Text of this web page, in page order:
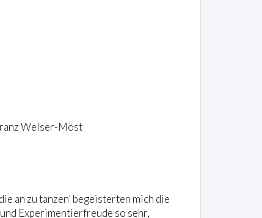
Welser-Möst
an zu tanzen’ begeisterten mich die
Experimentierfreude so sehr,